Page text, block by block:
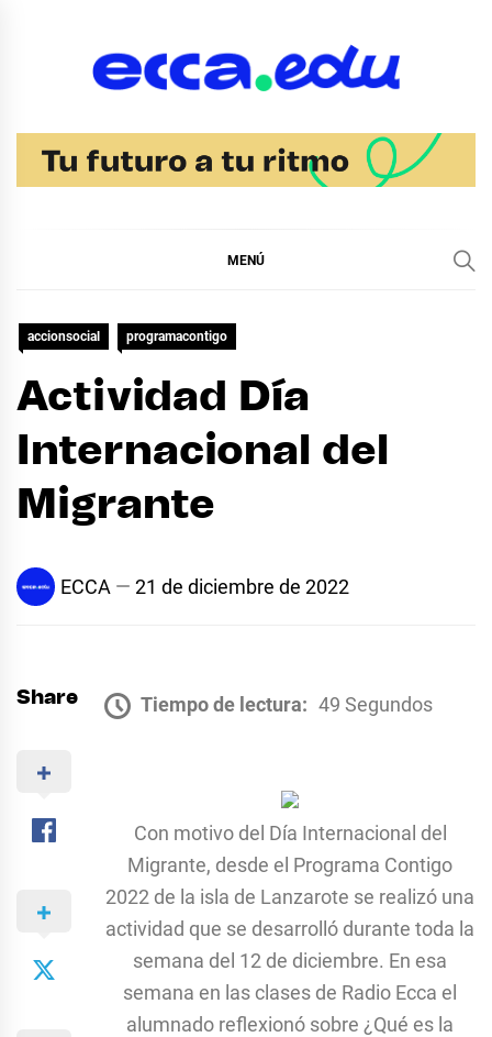
MENÚ
accionsocial programacontigo
Actividad Día
Internacional del
Migrante
ECCA 21 de diciembre de 2022
Share Tiempo de lectura: 49 Segundos
Con motivo del Día Internacional del
Migrante, desde el Programa Contigo
2022 de la isla de Lanzarote se realizó una
actividad que se desarrolló durante toda la
semana del 12 de diciembre. En esa
semana en las clases de Radio Ecca el
alumnado reflexionó sobre ¿Qué es la